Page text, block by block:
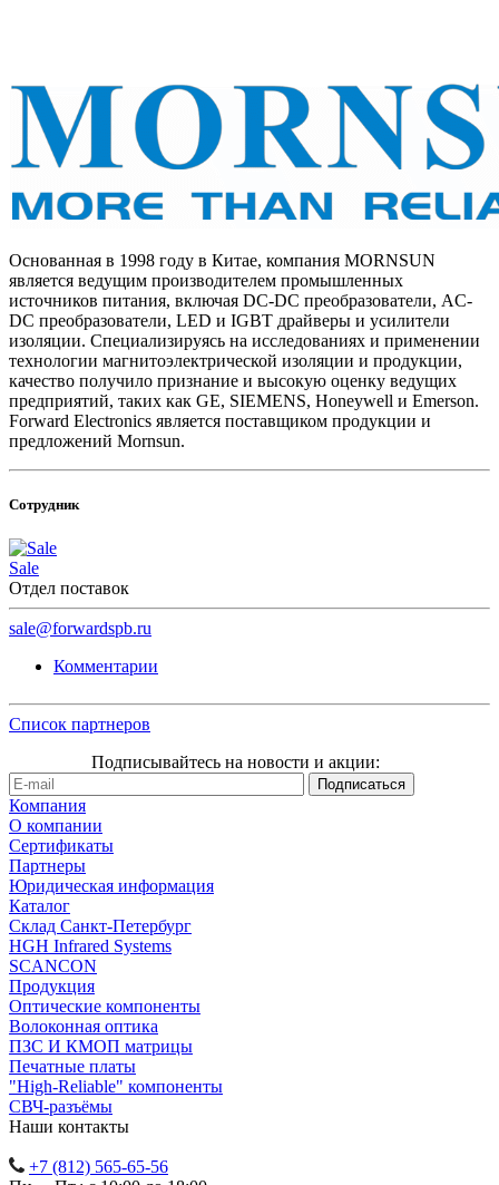
Основанная в 1998 году в Китае, компания MORNSUN
является ведущим производителем промышленных
источников питания, включая DC-DC преобразователи, AC-
DC преобразователи, LED и IGBT драйверы и усилители
изоляции. Специализируясь на исследованиях и применении
технологии магнитоэлектрической изоляции и продукции,
качество получило признание и высокую оценку ведущих
предприятий, таких как GE, SIEMENS, Honeywell и Emerson.
Forward Electronics является поставщиком продукции и
предложений Mornsun.
Сотрудник
Sale
Отдел поставок
sale@forwardspb.ru
Комментарии
Список партнеров
Подписывайтесь на новости и акции:
Компания
О компании
Сертификаты
Партнеры
Юридическая информация
Каталог
Cклад Санкт-Петербург
HGH Infrared Systems
SCANCON
Продукция
Оптические компоненты
Волоконная оптика
ПЗС И КМОП матрицы
Печатные платы
"High-Reliable" компоненты
СВЧ-разъёмы
Наши контакты
+7 (812) 565-65-56